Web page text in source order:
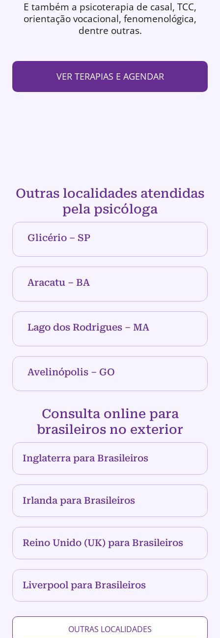
E também a psicoterapia de casal, TCC,
orientação vocacional, fenomenológica,
dentre outras.
VER TERAPIAS E AGENDAR
Outras localidades atendidas
pela psicóloga
Glicério – SP
Aracatu – BA
Lago dos Rodrigues – MA
Avelinópolis – GO
Consulta online para
brasileiros no exterior
Inglaterra para Brasileiros
Irlanda para Brasileiros
Reino Unido (UK) para Brasileiros
Liverpool para Brasileiros
OUTRAS LOCALIDADES